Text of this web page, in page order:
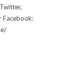
Facebook: